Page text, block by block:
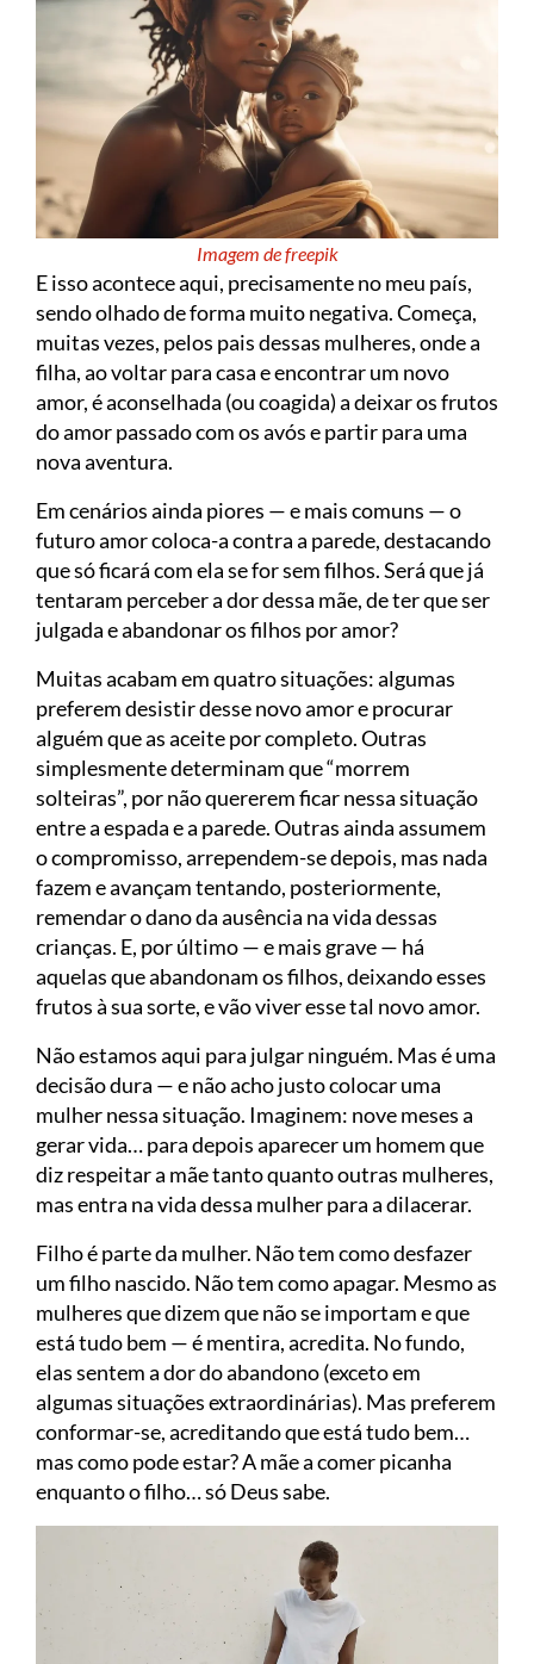
Imagem de freepik
E isso acontece aqui, precisamente no meu país,
sendo olhado de forma muito negativa. Começa,
muitas vezes, pelos pais dessas mulheres, onde a
filha, ao voltar para casa e encontrar um novo
amor, é aconselhada (ou coagida) a deixar os frutos
do amor passado com os avós e partir para uma
nova aventura.
Em cenários ainda piores — e mais comuns — o
futuro amor coloca-a contra a parede, destacando
que só ficará com ela se for sem filhos. Será que já
tentaram perceber a dor dessa mãe, de ter que ser
julgada e abandonar os filhos por amor?
Muitas acabam em quatro situações: algumas
preferem desistir desse novo amor e procurar
alguém que as aceite por completo. Outras
simplesmente determinam que “morrem
solteiras”, por não quererem ficar nessa situação
entre a espada e a parede. Outras ainda assumem
o compromisso, arrependem-se depois, mas nada
fazem e avançam tentando, posteriormente,
remendar o dano da ausência na vida dessas
crianças. E, por último — e mais grave — há
aquelas que abandonam os filhos, deixando esses
frutos à sua sorte, e vão viver esse tal novo amor.
Não estamos aqui para julgar ninguém. Mas é uma
decisão dura — e não acho justo colocar uma
mulher nessa situação. Imaginem: nove meses a
gerar vida… para depois aparecer um homem que
diz respeitar a mãe tanto quanto outras mulheres,
mas entra na vida dessa mulher para a dilacerar.
Filho é parte da mulher. Não tem como desfazer
um filho nascido. Não tem como apagar. Mesmo as
mulheres que dizem que não se importam e que
está tudo bem — é mentira, acredita. No fundo,
elas sentem a dor do abandono (exceto em
algumas situações extraordinárias). Mas preferem
conformar-se, acreditando que está tudo bem…
mas como pode estar? A mãe a comer picanha
enquanto o filho… só Deus sabe.